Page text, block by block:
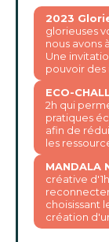
2023
glorieuses
nous avons
Une
pouvoir des
ECO-
2h qui
pratiques
afin de
les
MANDALA
créative
choisissant
création